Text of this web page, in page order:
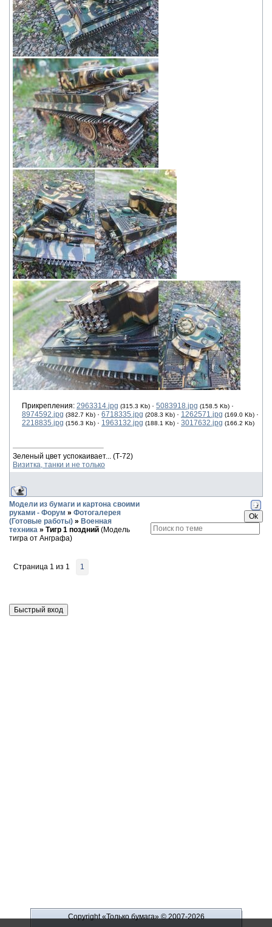
Прикрепления: 2963314.jpg (315.3 Kb) · 5083918.jpg (158.5 Kb) ·
8974592.jpg (382.7 Kb) · 6718335.jpg (208.3 Kb) · 1262571.jpg (169.0 Kb) ·
2218835.jpg (156.3 Kb) · 1963132.jpg (188.1 Kb) · 3017632.jpg (166.2 Kb)
Зеленый цвет успокаивает... (Т-72)
Визитка, танки и не только
Модели из бумаги и картона своими
руками - Форум » Фотогалерея
(Готовые работы) » Военная
техника » Тигр 1 поздний (Модель
тигра от Анграфа)
Страница 1 из 1 1
Copyright «Только бумага»© 2007-2026